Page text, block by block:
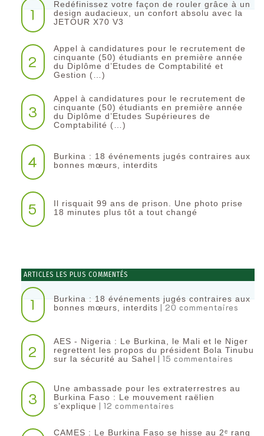
1
Redéfinissez votre façon de rouler grâce à un
design audacieux, un confort absolu avec la
JETOUR X70 V3
2
Appel à candidatures pour le recrutement de
cinquante (50) étudiants en première année
du Diplôme d’Etudes de Comptabilité et
Gestion (…)
3
Appel à candidatures pour le recrutement de
cinquante (50) étudiants en première année
du Diplôme d’Etudes Supérieures de
Comptabilité (…)
4
Burkina : 18 événements jugés contraires aux
bonnes mœurs, interdits
5
Il risquait 99 ans de prison. Une photo prise
18 minutes plus tôt a tout changé
ARTICLES LES PLUS COMMENTÉS
1
Burkina : 18 événements jugés contraires aux
bonnes mœurs, interdits | 20 commentaires
2
AES - Nigeria : Le Burkina, le Mali et le Niger
regrettent les propos du président Bola Tinubu
sur la sécurité au Sahel | 15 commentaires
3
Une ambassade pour les extraterrestres au
Burkina Faso : Le mouvement raëlien
s’explique | 12 commentaires
CAMES : Le Burkina Faso se hisse au 2ᵉ rang